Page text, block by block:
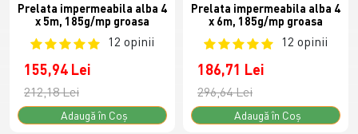
Prelata impermeabila alba 4
x 5m, 185g/mp groasa
12 opinii
155,94 Lei
212,18 Lei
Adaugă în Coş
Prelata impermeabila alba 4
x 6m, 185g/mp groasa
12 opinii
186,71 Lei
296,64 Lei
Adaugă în Coş